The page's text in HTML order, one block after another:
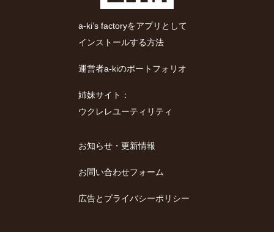
a-ki’s factoryをアプリとして
インストールする方法
運営者a-kiのポートフォリオ
姉妹サイト：
ウクレレユーティリティ
お知らせ・更新情報
お問い合わせフォーム
広告とプライバシーポリシー